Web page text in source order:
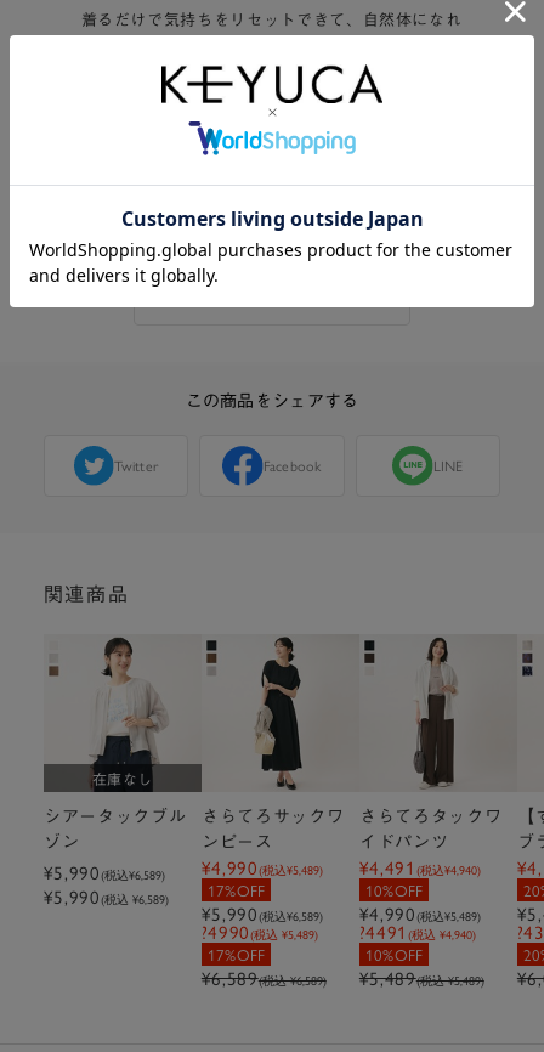
着るだけで気持ちをリセットできて、自然体になれ
明日も心地良いものになるように、日々の暮らしを
この商品をシェアする
Twitter Facebook LINE
関連商品
在庫なし
シアータックブル
ゾン
¥5,990(税込¥6,589)
¥5,990(税込 ¥6,589)
さらてろサックワ
ンピース
¥4,990(税込¥5,489)
17%OFF
¥5,990(税込¥6,589)
?4990(税込 ¥5,489)
17%OFF
¥6,589(税込 ¥6,589)
さらてろタックワ
イドパンツ
¥4,491 (税込¥4,940)
10%OFF
¥4,990(税込¥5,489)
?4491(税込 ¥4,940)
10%OFF
¥5,489(税込 ¥5,489)
ブ
ト